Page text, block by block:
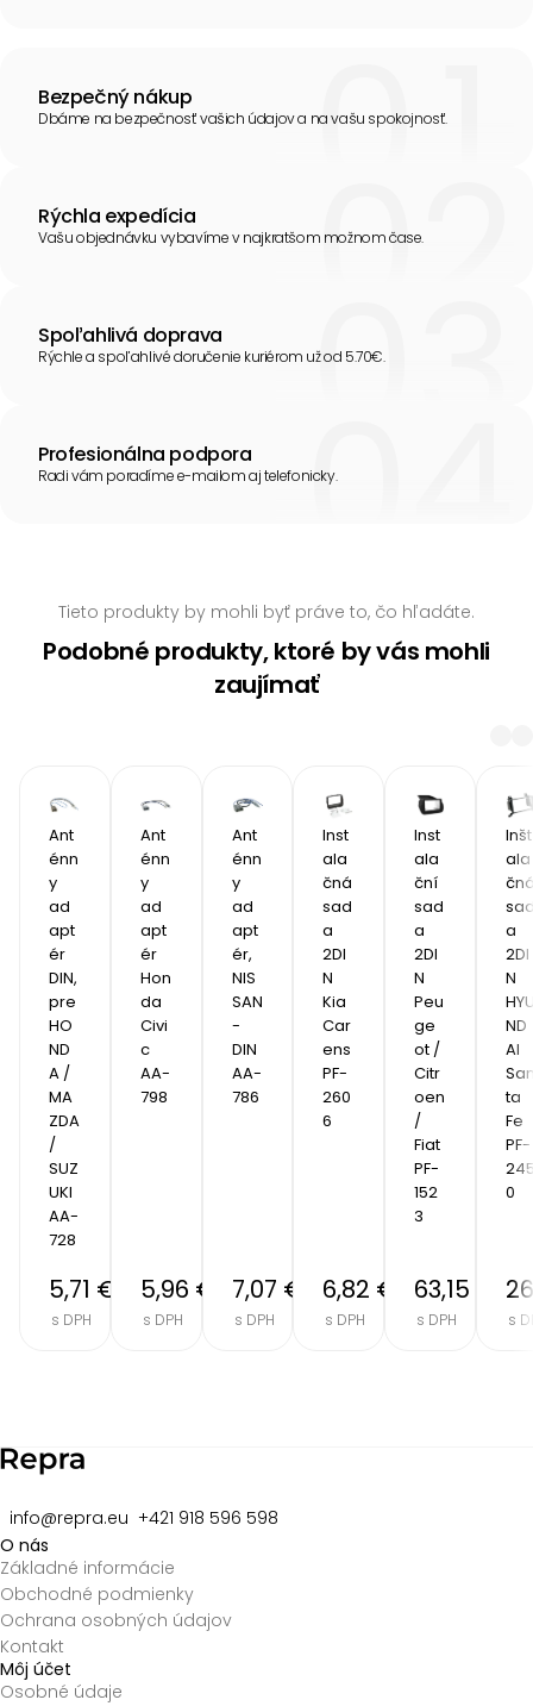
Bezpečný nákup
Dbáme na bezpečnosť vašich údajov a na vašu spokojnosť.
Rýchla expedícia
Vašu objednávku vybavíme v najkratšom možnom čase.
Spoľahlivá doprava
Rýchle a spoľahlivé doručenie kuriérom už od 5.70€.
Profesionálna podpora
Radi vám poradíme e-mailom aj telefonicky.
Tieto produkty by mohli byť práve to, čo hľadáte.
Podobné produkty, ktoré by vás mohli
zaujímať
Ant
énn
y
ad
apt
ér
DIN,
pre
HO
ND
A /
MA
ZDA
/
SUZ
UKI
AA-
728
5,71 €
s DPH
Ant
énn
y
ad
apt
ér
Hon
da
Civi
c
AA-
798
5,96 €
s DPH
Ant
énn
y
ad
apt
ér,
NIS
SAN
-
DIN
AA-
786
7,07 €
s DPH
Inst
ala
čná
sad
a
2DI
N
Kia
Car
ens
PF-
260
6
6,82 €
s DPH
Inst
ala
ční
sad
a
2DI
N
Peu
ge
ot /
Citr
oen
/
Fiat
PF-
152
3
63,15 €
s DPH
Inšt
ala
a
2DI
N
ND
AI
ta
Fe
PF-
0
s
info@repra.eu +421 918 596 598
O nás
Základné informácie
Obchodné podmienky
Ochrana osobných údajov
Kontakt
Môj účet
Osobné údaje